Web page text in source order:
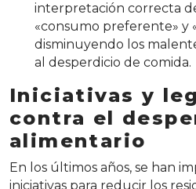
interpretación correcta
«consumo preferente» y
disminuyendo los
al desperdicio de comida.
Iniciativas y
contra el
alimentario
En los últimos años, se han
iniciativas para reducir los